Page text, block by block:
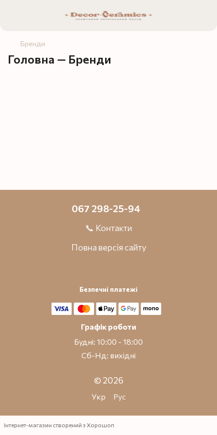
Бренди
Головна — Бренди
067 298-25-94
📞 Контакти
Повна версія сайту
Безпечні платежі
Графік роботи
Будні: 10:00 - 18:00
Сб-Нд: вихідні
© 2026
Укр Рус
Інтернет-магазин створений з Хорошоп